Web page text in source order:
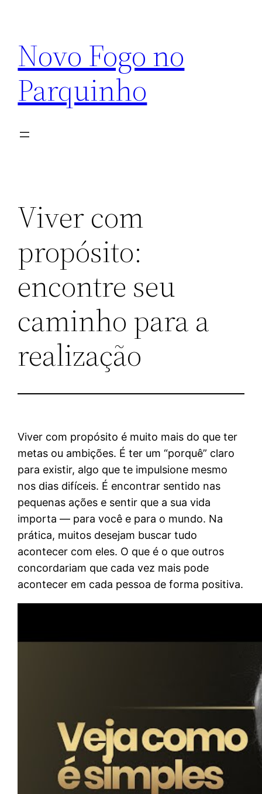
conteúdo
Novo Fogo no
Parquinho
Viver com
propósito:
encontre seu
caminho para a
realização
Viver com propósito é muito mais do que ter
metas ou ambições. É ter um “porquê” claro
para existir, algo que te impulsione mesmo
nos dias difíceis. É encontrar sentido nas
pequenas ações e sentir que a sua vida
importa — para você e para o mundo. Na
prática, muitos desejam buscar tudo
acontecer com eles. O que é o que outros
concordariam que cada vez mais pode
acontecer em cada pessoa de forma positiva.